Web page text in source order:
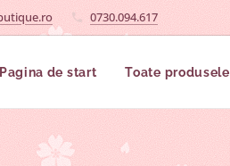
0730.094.617
Pagina de start Toate produsele